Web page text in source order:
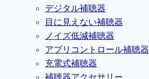
デジタル補聴器
目に見えない補聴器
ノイズ低減補聴器
アプリコントロール補聴器
充電式補聴器
補聴器アクセサリー